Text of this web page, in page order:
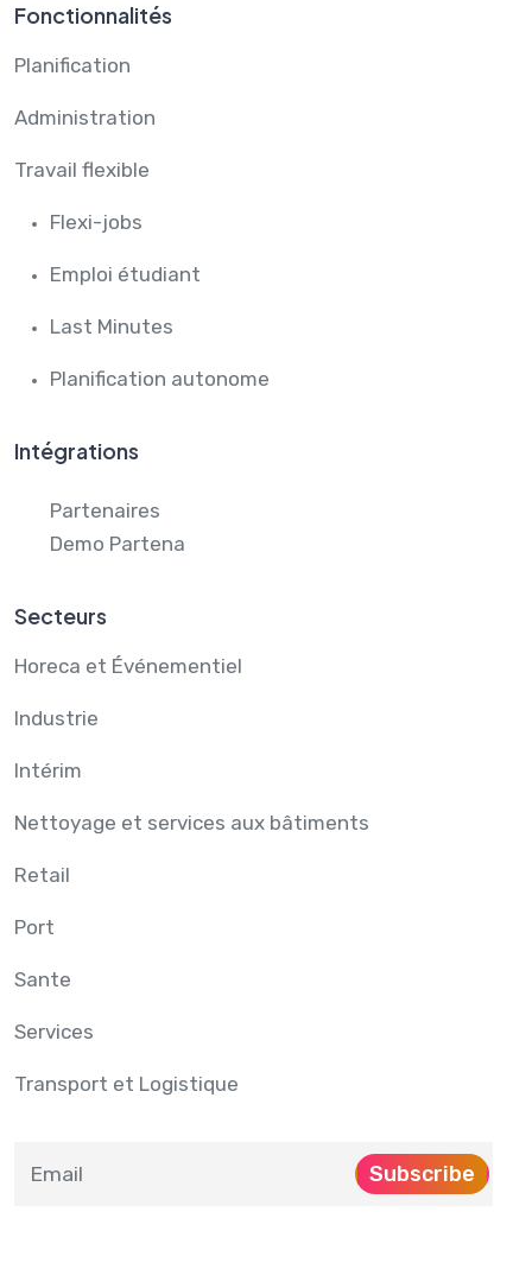
Fonctionnalités
Planification
Administration
Travail flexible
Flexi-jobs
Emploi étudiant
Last Minutes
Planification autonome
Intégrations
Partenaires
Demo Partena
Secteurs
Horeca et Événementiel
Industrie
Intérim
Nettoyage et services aux bâtiments
Retail
Port
Sante
Services
Transport et Logistique
Subscribe